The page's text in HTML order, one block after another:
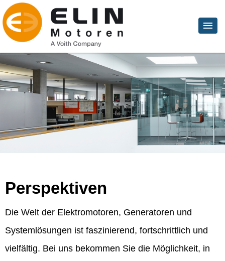
Perspektiven
Die Welt der Elektromotoren, Generatoren und
Systemlösungen ist faszinierend, fortschrittlich und
vielfältig. Bei uns bekommen Sie die Möglichkeit, in